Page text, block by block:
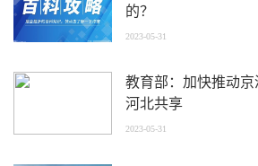
的？
2023-05-31
教育部：加快推动
河北共享
2023-05-31